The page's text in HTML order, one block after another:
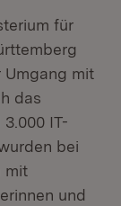
für
Umgang mit
das
IT-
bei
mit
und